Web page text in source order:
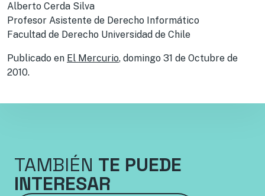
Alberto Cerda Silva
Profesor Asistente de Derecho Informático
Facultad de Derecho Universidad de Chile
Publicado en El Mercurio, domingo 31 de Octubre de
2010.
TAMBIÉN TE PUEDE
INTERESAR